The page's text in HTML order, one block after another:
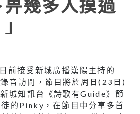
畀幾多人摸過
前接受新城廣播漢陽主持的
音訪問，節目將於周日(23日)
城知訊台《詩歌有Guide》節
的Pinky，在節目中分享多首